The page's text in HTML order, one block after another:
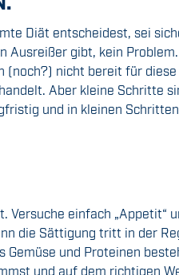
Diät entscheidest, sei
gibt, kein
nicht bereit für
Aber kleine Schritte
und in kleinen Schritten
einfach „Appetit“
die Sättigung tritt in der
Gemüse und Proteinen
und auf dem richtigen